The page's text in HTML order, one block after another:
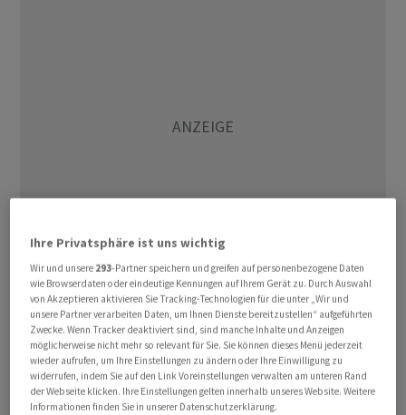
Der MDax , der Index der mittelgrossen Werte, erholte
sich am Donnerstag mit plus 0,4 Prozent auf 31.652
Zähler.
Neben Verlusten aufgrund einer eingetrübten
Stimmung für KI-Werte, die sich besonders in Asien
Ihre Privatsphäre ist uns wichtig
Wir und unsere 293-Partner speichern und greifen auf personenbezogene Daten
wie Browserdaten oder eindeutige Kennungen auf Ihrem Gerät zu. Durch Auswahl
von Akzeptieren aktivieren Sie Tracking-Technologien für die unter „Wir und
unsere Partner verarbeiten Daten, um Ihnen Dienste bereitzustellen“ aufgeführten
Zwecke. Wenn Tracker deaktiviert sind, sind manche Inhalte und Anzeigen
möglicherweise nicht mehr so relevant für Sie. Sie können dieses Menü jederzeit
wieder aufrufen, um Ihre Einstellungen zu ändern oder Ihre Einwilligung zu
widerrufen, indem Sie auf den Link Voreinstellungen verwalten am unteren Rand
der Webseite klicken. Ihre Einstellungen gelten innerhalb unseres Website. Weitere
Informationen finden Sie in unserer Datenschutzerklärung.